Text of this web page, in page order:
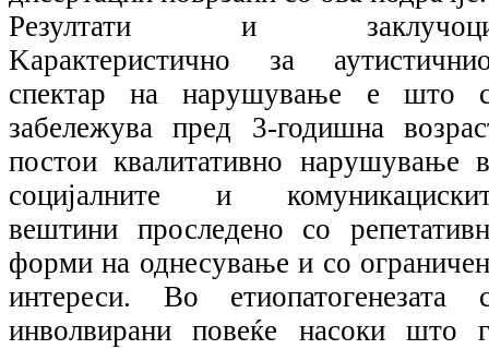
Резултати и
Kарактеристично за
спектар на нарушување е што
забележува пред 3-годишна
постои квалитативно нарушување
социјалните и
вештини проследено со
форми на однесување и со
интереси. Во етиопатогенезата
инволвирани повеќе насоки што